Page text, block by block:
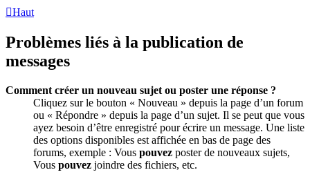
Haut
Problèmes liés à la publication de
messages
Comment créer un nouveau sujet ou poster une réponse ?
Cliquez sur le bouton « Nouveau » depuis la page d’un forum
ou « Répondre » depuis la page d’un sujet. Il se peut que vous
ayez besoin d’être enregistré pour écrire un message. Une liste
des options disponibles est affichée en bas de page des
forums, exemple : Vous pouvez poster de nouveaux sujets,
Vous pouvez joindre des fichiers, etc.